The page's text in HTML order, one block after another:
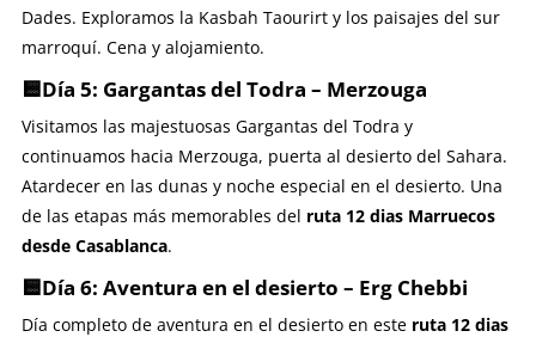
Dades. Exploramos la Kasbah Taourirt y los paisajes del sur
marroquí. Cena y alojamiento.
🟨Día 5: Gargantas del Todra – Merzouga
Visitamos las majestuosas Gargantas del Todra y
continuamos hacia Merzouga, puerta al desierto del Sahara.
Atardecer en las dunas y noche especial en el desierto. Una
de las etapas más memorables del ruta 12 dias Marruecos
desde Casablanca.
🟨Día 6: Aventura en el desierto – Erg Chebbi
Día completo de aventura en el desierto en este ruta 12 dias